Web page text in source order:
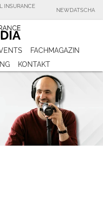
INSURANCE
NEWDATSCHA
FACHMAGAZIN
KONTAKT